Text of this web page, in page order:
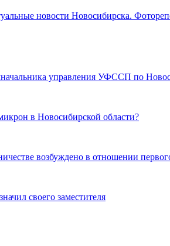
новости Новосибирска.
управления УФССП по
в Новосибирской области?
возбуждено в отношении
своего заместителя